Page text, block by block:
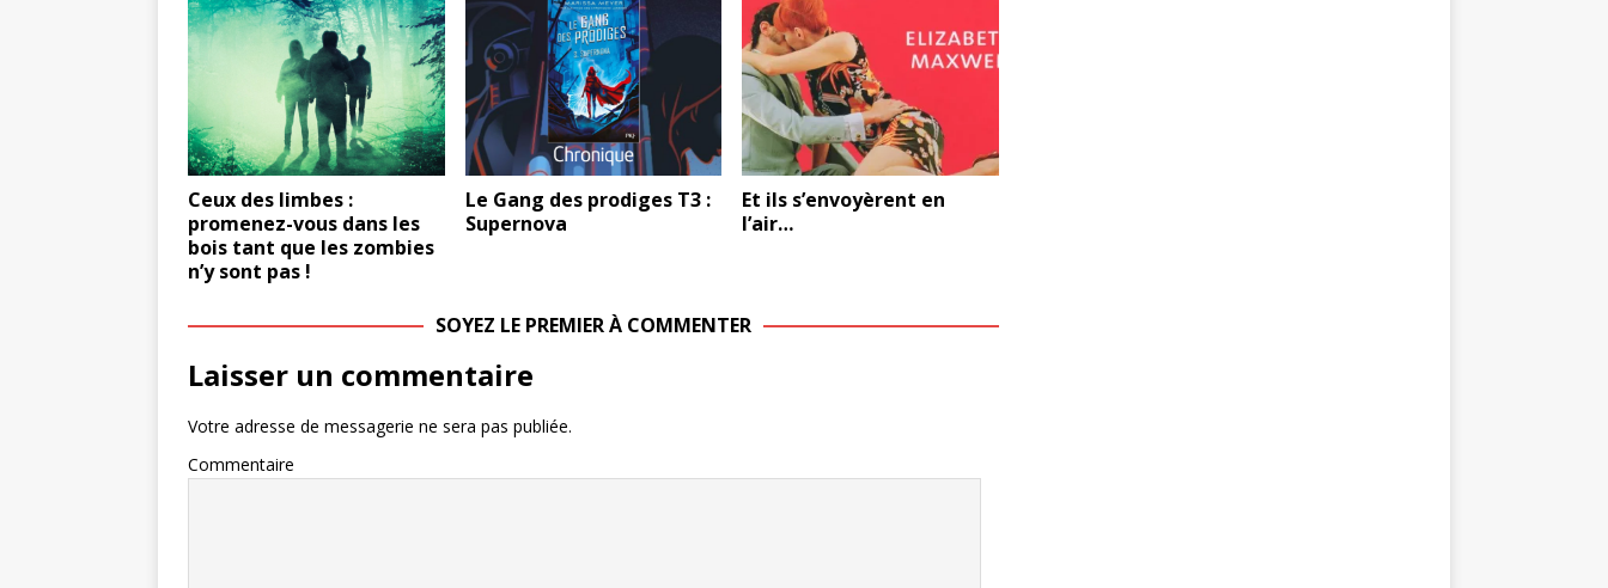
Ceux des limbes :
promenez-vous dans les
bois tant que les zombies
n’y sont pas !
Le Gang des prodiges T3 :
Supernova
Et ils s’envoyèrent en
l’air…
SOYEZ LE PREMIER À COMMENTER
Laisser un commentaire
Votre adresse de messagerie ne sera pas publiée.
Commentaire